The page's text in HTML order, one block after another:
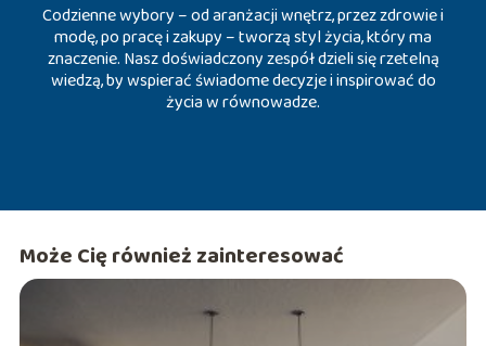
Codzienne wybory – od aranżacji wnętrz, przez zdrowie i
modę, po pracę i zakupy – tworzą styl życia, który ma
znaczenie. Nasz doświadczony zespół dzieli się rzetelną
wiedzą, by wspierać świadome decyzje i inspirować do
życia w równowadze.
Może Cię również zainteresować